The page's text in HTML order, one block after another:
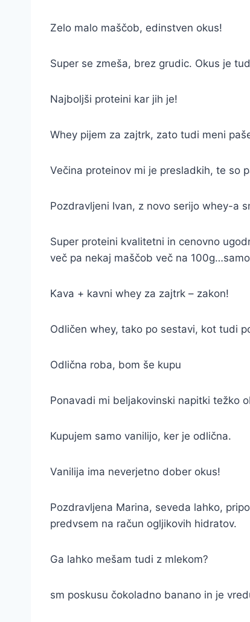
Zelo malo maščob, edinstven okus!
Super se zmeša, brez grudic. Okus je
Najboljši proteini kar jih je!
Whey pijem za zajtrk, zato tudi meni
Večina proteinov mi je presladkih, te so
Pozdravljeni Ivan, z novo serijo whey-a
Super proteini kvalitetni in cenovno
več pa nekaj maščob več na
Kava + kavni whey za zajtrk – zakon!
Odličen whey, tako po sestavi, kot tudi
Odlična roba, bom še kupu
Ponavadi mi beljakovinski napitki težko
Kupujem samo vanilijo, ker je odlična.
Vanilija ima neverjetno dober okus!
Pozdravljena Marina, seveda lahko,
predvsem na račun ogljikovih hidratov.
Ga lahko mešam tudi z mlekom?
sm poskusu čokoladno banano in je